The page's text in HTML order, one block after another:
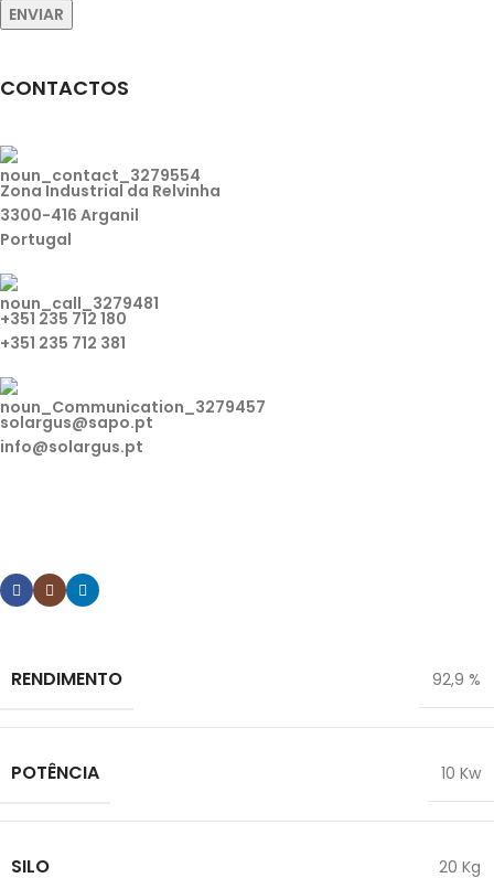
CONTACTOS
Zona Industrial da Relvinha
3300-416 Arganil
Portugal
+351 235 712 180
+351 235 712 381
solargus@sapo.pt
info@solargus.pt
RENDIMENTO 92,9 %
POTÊNCIA 10 Kw
SILO 20 Kg